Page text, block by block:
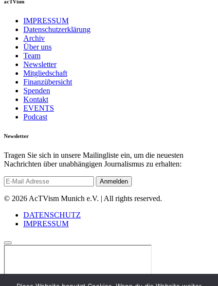
acTVism
IMPRESSUM
Datenschutzerklärung
Archiv
Über uns
Team
Newsletter
Mitgliedschaft
Finanzübersicht
Spenden
Kontakt
EVENTS
Podcast
Newsletter
Tragen Sie sich in unsere Mailingliste ein, um die neuesten
Nachrichten über unabhängigen Journalismus zu erhalten:
© 2026 AcTVism Munich e.V. | All rights reserved.
DATENSCHUTZ
IMPRESSUM